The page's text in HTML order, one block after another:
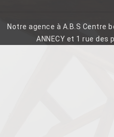
Notre agence à A.B.S Centre
ANNECY et 1 rue des